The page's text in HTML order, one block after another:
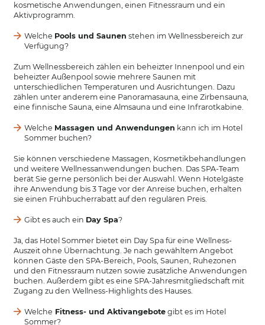
kosmetische Anwendungen, einen Fitnessraum und ein
Aktivprogramm.
Welche Pools und Saunen stehen im Wellnessbereich zur
Verfügung?
Zum Wellnessbereich zählen ein beheizter Innenpool und ein
beheizter Außenpool sowie mehrere Saunen mit
unterschiedlichen Temperaturen und Ausrichtungen. Dazu
zählen unter anderem eine Panoramasauna, eine Zirbensauna,
eine finnische Sauna, eine Almsauna und eine Infrarotkabine.
Welche Massagen und Anwendungen kann ich im Hotel
Sommer buchen?
Sie können verschiedene Massagen, Kosmetikbehandlungen
und weitere Wellnessanwendungen buchen. Das SPA-Team
berät Sie gerne persönlich bei der Auswahl. Wenn Hotelgäste
ihre Anwendung bis 3 Tage vor der Anreise buchen, erhalten
sie einen Frühbucherrabatt auf den regulären Preis.
Gibt es auch ein Day Spa?
Ja, das Hotel Sommer bietet ein Day Spa für eine Wellness-
Auszeit ohne Übernachtung. Je nach gewähltem Angebot
können Gäste den SPA-Bereich, Pools, Saunen, Ruhezonen
und den Fitnessraum nutzen sowie zusätzliche Anwendungen
buchen. Außerdem gibt es eine SPA-Jahresmitgliedschaft mit
Zugang zu den Wellness-Highlights des Hauses.
Welche Fitness- und Aktivangebotegibt es im Hotel
Sommer?